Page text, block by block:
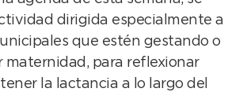
dirigida especialmente a
que estén gestando o
maternidad, para reflexionar
la lactancia a lo largo del